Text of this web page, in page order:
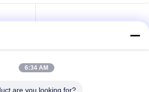
6:34 AM
are you looking for?